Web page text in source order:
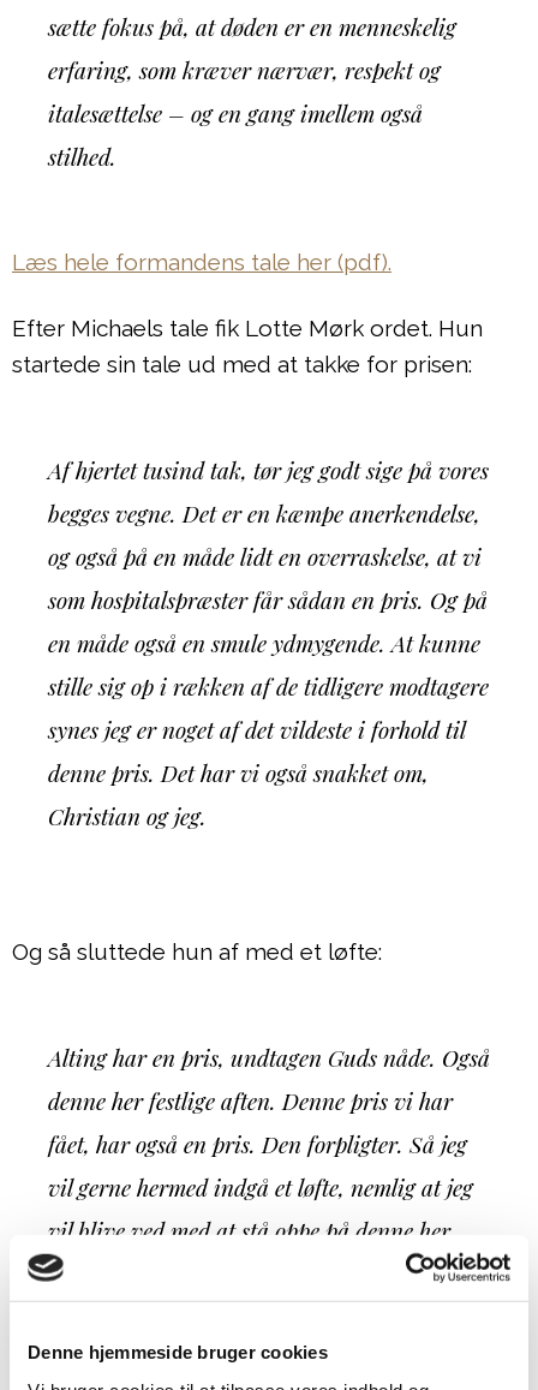
Denne hjemmeside bruger cookies
sætte fokus på, at døden er en menneskelig
erfaring, som kræver nærvær, respekt og
italesættelse – og en gang imellem også
stilhed.
Læs hele formandens tale her (pdf).
Efter Michaels tale fik Lotte Mørk ordet. Hun
startede sin tale ud med at takke for prisen:
Af hjertet tusind tak, tør jeg godt sige på vores
begges vegne. Det er en kæmpe anerkendelse,
og også på en måde lidt en overraskelse, at vi
som hospitalspræster får sådan en pris. Og på
en måde også en smule ydmygende. At kunne
stille sig op i rækken af de tidligere modtagere
synes jeg er noget af det vildeste i forhold til
denne pris. Det har vi også snakket om,
Christian og jeg.
Og så sluttede hun af med et løfte:
Alting har en pris, undtagen Guds nåde. Også
denne her festlige aften. Denne pris vi har
fået, har også en pris. Den forpligter. Så jeg
vil gerne hermed indgå et løfte, nemlig at jeg
vil blive ved med at stå oppe på denne her
ølkasse, jeg står på, og sige til alle jeg møder,
gøre. Og når vi erkender det, så er der helt